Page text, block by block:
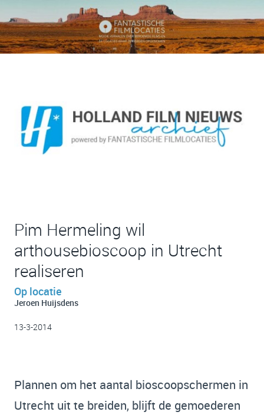
Pim Hermeling wil
arthousebioscoop in Utrecht
realiseren
Op locatie
Jeroen Huijsdens
13-3-2014
Plannen om het aantal bioscoopschermen in
Utrecht uit te breiden, blijft de gemoederen